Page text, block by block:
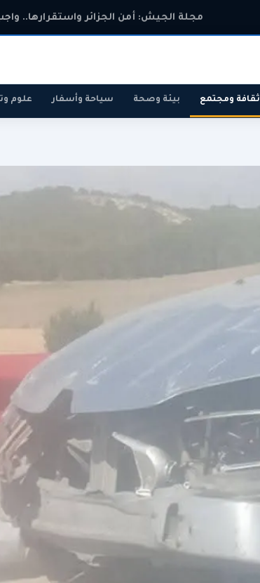
مجلة الجيش: أمن الجزائر واستقرارها..
ثقافة ومجتمع بيئة وصحة سياحة وأسفار علوم